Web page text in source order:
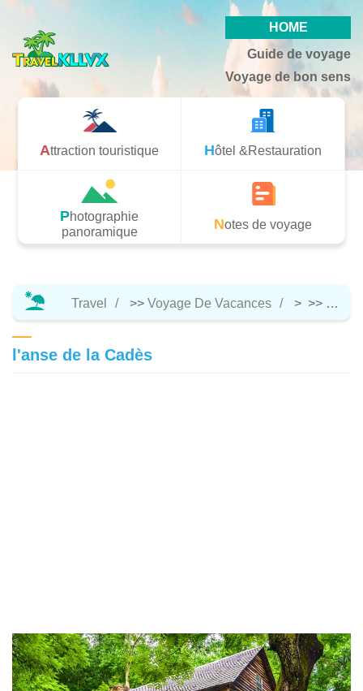
HOME
Guide de voyage
Voyage de bon sens
Attraction touristique Hôtel &Restauration
Photographie
panoramique
Notes de voyage
Travel >> Voyage De Vacances > >>
l'anse de la Cadès